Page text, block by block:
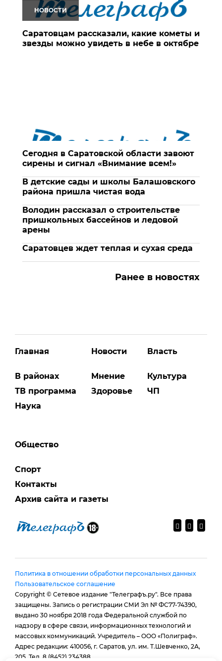
НОВОСТИ
Саратовцам рассказали, какие кометы и
звезды можно увидеть в небе в октябре
Сегодня в Саратовской области завоют
сирены и сигнал «Внимание всем!»
В детские сады и школы Балашовского
района пришла чистая вода
Володин рассказал о строительстве
пришкольных бассейнов и ледовой
арены
Саратовцев ждет теплая и сухая среда
Ранее в новостях
Главная
В районах
ТВ программа
Наука
Новости
Мнение
Здоровье
Власть
Культура
ЧП
Общество
Спорт
Контакты
Архив сайта и газеты
Политика в отношении обработки персональных данных
Пользовательское соглашение
Copyright © Сетевое издание "Телеграфъ.ру". Все права
защищены. Запись о регистрации СМИ Эл № ФС77-74390,
выдано 30 ноября 2018 года Федеральной службой по
надзору в сфере связи, информационных технологий и
массовых коммуникаций. Учредитель – ООО «Полиграф».
Адрес редакции: 410056, г. Саратов, ул. им. Т.Шевченко, 2А,
205. Тел. 8 (8452) 234388.